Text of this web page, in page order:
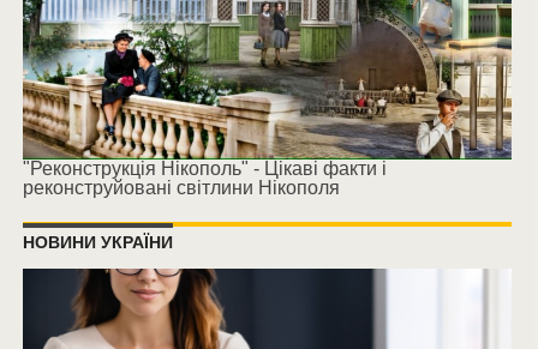
"Реконструкція Нікополь" - Цікаві факти і
реконструйовані світлини Нікополя
НОВИНИ УКРАЇНИ